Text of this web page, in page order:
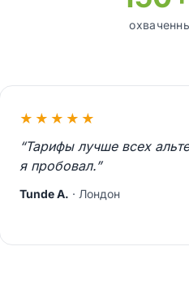
★★★★★
“Тарифы лучше всех
я пробовал.”
Tunde A. · Лондон